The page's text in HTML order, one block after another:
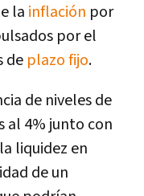
la inflación por
por el
de plazo fijo.
de niveles de
al 4% junto con
liquidez en
de un